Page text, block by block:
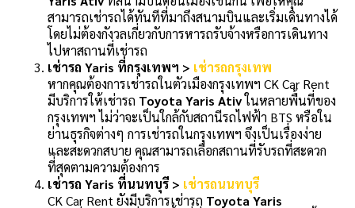
สามารถเช่ารถได้ทันทีที่มาถึงสนามบินและเริ่มเดินทางได้
โดยไม่ต้องกังวลเกี่ยวกับการหารถรับจ้างหรือการเดินทาง
ไปหาสถานที่เช่ารถ
เช่ารถ Yaris ที่กรุงเทพฯ > เช่ารถกรุงเทพ
หากคุณต้องการเช่ารถในตัวเมืองกรุงเทพฯ CK Car Rent
มีบริการให้เช่ารถ Toyota Yaris Ativในหลายพื้นที่ของ
กรุงเทพฯ ไม่ว่าจะเป็นใกล้กับสถานีรถไฟฟ้า BTS หรือใน
ย่านธุรกิจต่างๆ การเช่ารถในกรุงเทพฯ จึงเป็นเรื่องง่าย
และสะดวกสบาย คุณสามารถเลือกสถานที่รับรถที่สะดวก
ที่สุดตามความต้องการ
เช่ารถ Yaris ที่นนทบุรี > เช่ารถนนทบุรี
CK Car Rent ยังมีบริการเช่ารถ Toyota Yaris